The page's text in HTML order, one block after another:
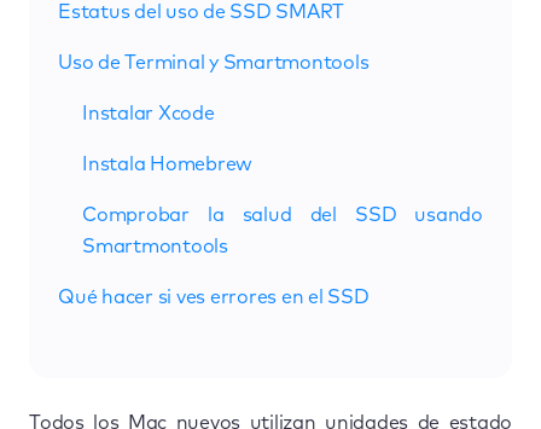
Estatus del uso de SSD SMART
Uso de Terminal y Smartmontools
Instalar Xcode
Instala Homebrew
Comprobar la salud del SSD usando
Smartmontools
Qué hacer si ves errores en el SSD
Todos los Mac nuevos utilizan unidades de estado